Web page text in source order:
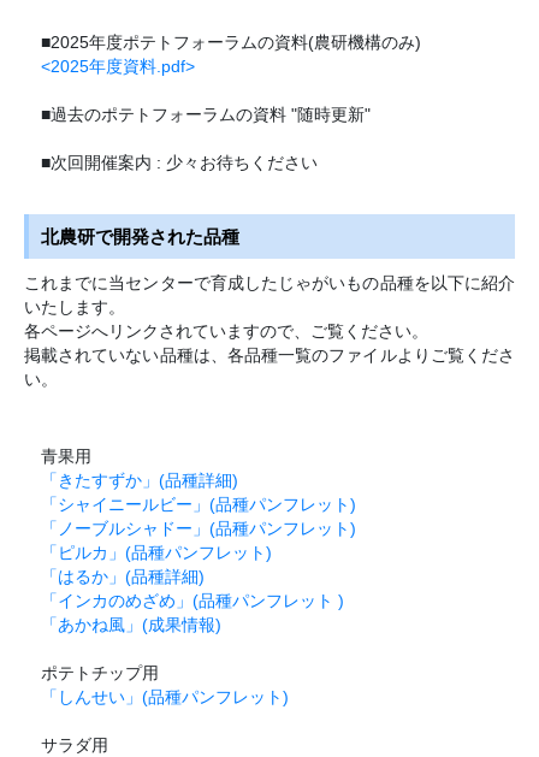
■2025年度ポテトフォーラムの資料(農研機構のみ)
<2025年度資料.pdf>
■過去のポテトフォーラムの資料 "随時更新"
■次回開催案内 : 少々お待ちください
北農研で開発された品種
これまでに当センターで育成したじゃがいもの品種を以下に紹介
いたします。
各ページへリンクされていますので、ご覧ください。
掲載されていない品種は、各品種一覧のファイルよりご覧くださ
い。
青果用
「きたすずか」(品種詳細)
「シャイニールビー」(品種パンフレット)
「ノーブルシャドー」(品種パンフレット)
「ピルカ」(品種パンフレット)
「はるか」(品種詳細)
「インカのめざめ」(品種パンフレット )
「あかね風」(成果情報)
ポテトチップ用
「しんせい」(品種パンフレット)
サラダ用